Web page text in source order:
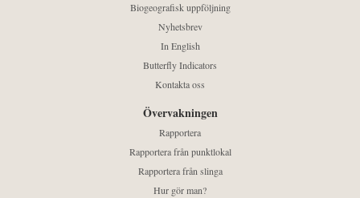
Biogeografisk uppföljning
Nyhetsbrev
In English
Butterfly Indicators
Kontakta oss
Övervakningen
Rapportera
Rapportera från punktlokal
Rapportera från slinga
Hur gör man?